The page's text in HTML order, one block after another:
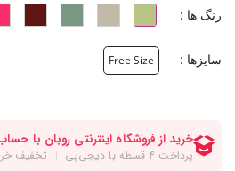
رنگ ها :
سایزها : Free Size